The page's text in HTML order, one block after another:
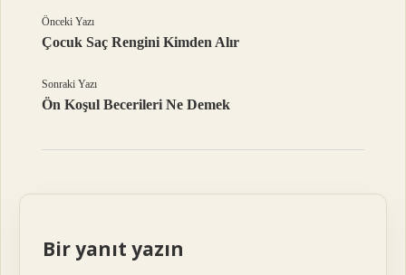
Önceki Yazı
Çocuk Saç Rengini Kimden Alır
Sonraki Yazı
Ön Koşul Becerileri Ne Demek
Bir yanıt yazın